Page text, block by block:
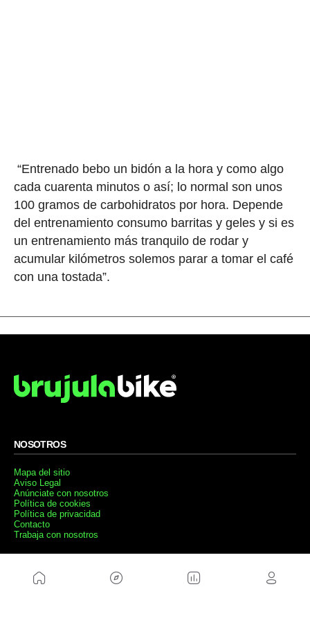
“Entrenado bebo un bidón a la hora y como algo
cada cuarenta minutos o así; lo normal son unos
100 gramos de carbohidratos por hora. Depende
del entrenamiento consumo barritas y geles y si es
un entrenamiento más tranquilo de rodar y
acumular kilómetros solemos parar a tomar el café
con una tostada”.
NOSOTROS
Mapa del sitio
Aviso Legal
Anúnciate con nosotros
Política de cookies
Política de privacidad
Contacto
Trabaja con nosotros